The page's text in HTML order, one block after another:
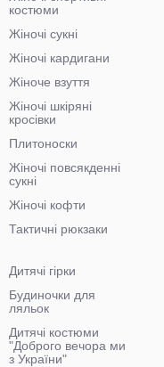
костюми
Жіночі сукні
Жіночі кардигани
Жіноче взуття
Жіночі шкіряні
кросівки
Плитоноски
Жіночі повсякденні
сукні
Жіночі кофти
Тактичні рюкзаки
Дитячі гірки
Будиночки для
ляльок
Дитячі костюми
"Доброго вечора ми
з України"